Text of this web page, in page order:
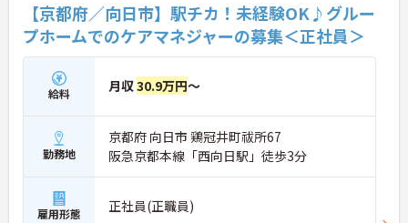
【京都府／向日市】駅チカ！未経験OK♪グルー
プホームでのケアマネジャーの募集＜正社員＞
給料 月収30.9万円～
勤務地
京都府 向日市 鶏冠井町祓所67
阪急京都本線「西向日駅」徒歩3分
雇用形態 正社員(正職員)